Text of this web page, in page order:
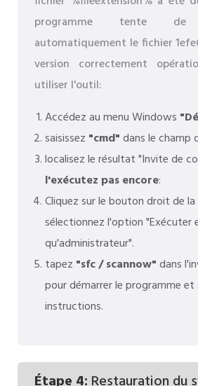
programme tente de
automatiquement le fichier
version correctement
utiliser l'outil:
Accédez au menu Windows
saisissez "cmd"dans le champ
localisez le résultat "Invite de
l'exécutez pas encore:
Cliquez sur le bouton droit de
sélectionnez l'option "Exécuter
qu'administrateur".
tapez "sfc / scannow"dans
pour démarrer le programme et
instructions.